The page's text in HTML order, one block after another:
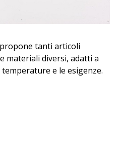
propone tanti articoli
materiali diversi, adatti a
e le esigenze.